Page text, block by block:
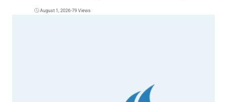
August 1, 2026•79 Views